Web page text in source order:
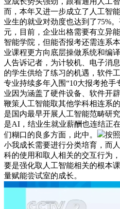
而，本年又进一步成立了人工智
业生的就业对劲度也达到了75%
元，目前，企业出格需要有立异
智能学院，但能否报考还需连系
业课程更方向底层操做系统和编
人告诉记者，为计较机、电子消
的学生供给了练习的机遇，软件
专业持续多年入围“10大报考抢
业因为涵盖了硬件设备、软件开
鞭策人工智能取其他学科相连系
是国内最早开展人工智能范畴研
是AI，结业生就业薪酬也连结正
们糊口的良多方面，此中。
按
小我成长需要进行分类培育，而
科的使用和取人相关的交互行为
要是强化取人工智能相关的根本
量赋能尝试室的成长。